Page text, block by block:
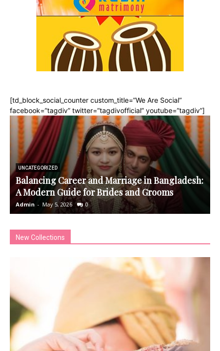
[td_block_social_counter custom_title=”We Are Social”
facebook=”tagdiv” twitter=”tagdivofficial” youtube=”tagdiv”]
UNCATEGORIZED
Balancing Career and Marriage in Bangladesh:
A Modern Guide for Brides and Grooms
Admin - May 5, 2026 0
New Collections